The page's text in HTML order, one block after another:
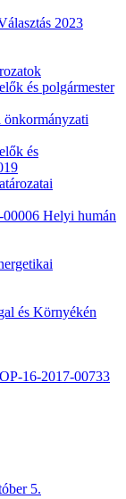
2023
és polgármester
önkormányzati
és
Helyi humán
és Környékén
16-2017-00733
5.